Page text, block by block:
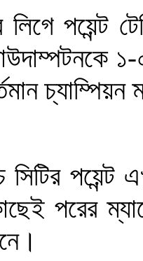
লিগে পয়েন্ট
১-
চ্যাম্পিয়ন
পরের